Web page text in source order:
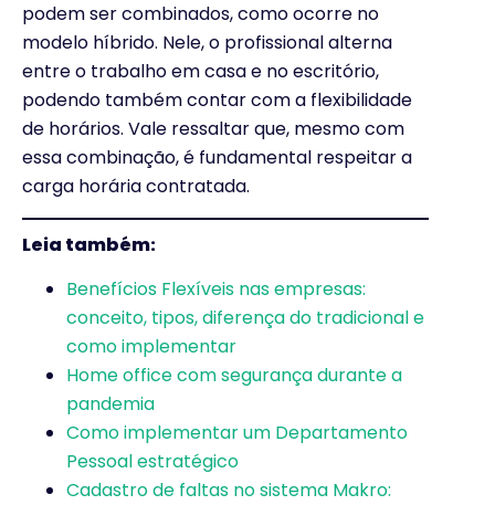
podem ser combinados, como ocorre no
modelo híbrido. Nele, o profissional alterna
entre o trabalho em casa e no escritório,
podendo também contar com a flexibilidade
de horários. Vale ressaltar que, mesmo com
essa combinação, é fundamental respeitar a
carga horária contratada.
Leia também:
Benefícios Flexíveis nas empresas:
conceito, tipos, diferença do tradicional e
como implementar
Home office com segurança durante a
pandemia
Como implementar um Departamento
Pessoal estratégico
Cadastro de faltas no sistema Makro: